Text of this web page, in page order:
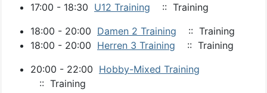
17:00 - 18:30 U12 Training
:: Training
18:00 - 20:00 Damen 2 Training
:: Training
18:00 - 20:00 Herren 3 Training
:: Training
20:00 - 22:00 Hobby-Mixed Training
:: Training